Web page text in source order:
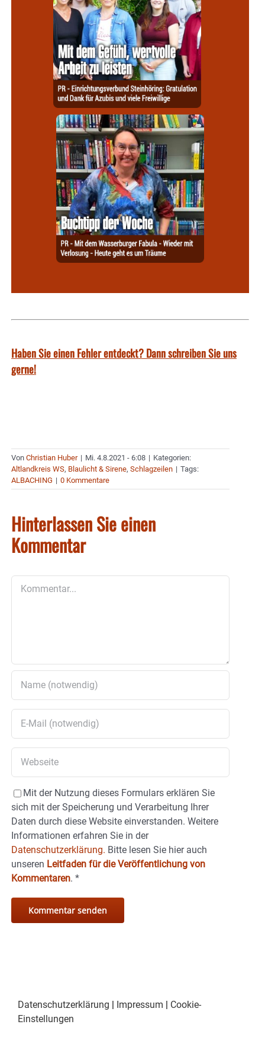
Haben Sie einen Fehler entdeckt? Dann schreiben Sie uns
gerne!
Von Christian Huber | Mi. 4.8.2021 - 6:08 | Kategorien:
Altlandkreis WS, Blaulicht & Sirene, Schlagzeilen | Tags:
ALBACHING | 0 Kommentare
Hinterlassen Sie einen
Kommentar
Mit der Nutzung dieses Formulars erklären Sie
sich mit der Speicherung und Verarbeitung Ihrer
Daten durch diese Website einverstanden. Weitere
Informationen erfahren Sie in der
Datenschutzerklärung. Bitte lesen Sie hier auch
unseren Leitfaden für die Veröffentlichung von
Kommentaren. *
Datenschutzerklärung | Impressum | Cookie-
Einstellungen